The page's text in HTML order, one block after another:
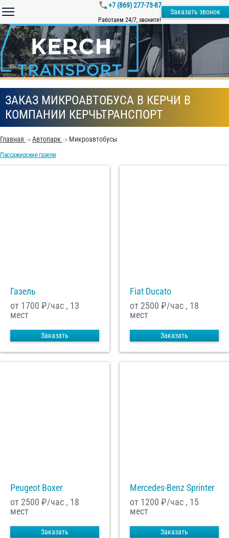
+7 (869) 277-73-87
Работаем 24/7, звоните!
Заказать звонок
ЗАКАЗ МИКРОАВТОБУСА В КЕРЧИ В
КОМПАНИИ КЕРЧЬТРАНСПОРТ
Главная Автопарк Микроавтобусы
Пассажирские газели
Газель
от 1700 ₽/час , 13
мест
Заказать
Fiat Ducato
от 2500 ₽/час , 18
мест
Заказать
Peugeot Boxer
от 2500 ₽/час , 18
мест
Заказать
Mercedes-Benz Sprinter
от 1200 ₽/час , 15
мест
Заказать